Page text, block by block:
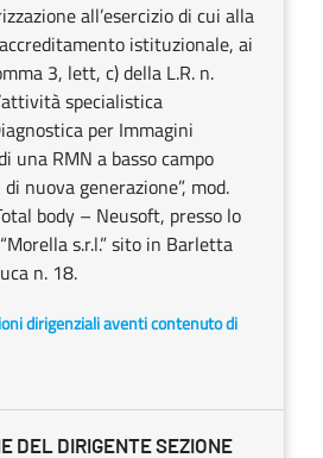
all’esercizio di cui alla
istituzionale, ai
3, lett, c) della L.R. n.
specialistica
per Immagini
una RMN a basso campo
di nuova generazione”, mod.
body – Neusoft, presso lo
s.r.l.” sito in Barletta
n. 18.
dirigenziali aventi contenuto di
DEL DIRIGENTE SEZIONE